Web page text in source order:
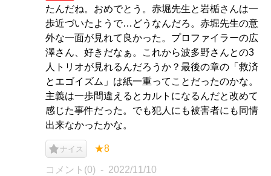
たんだね。おめでとう。赤堀先生と岩楯さんは一
歩近づいたようで…どうなんだろ。赤堀先生の意
外な一面が見れて良かった。プロファイラーの広
澤さん、好きだなぁ。これから波多野さんとの3
人トリオが見れるんだろうか？最後の章の「救済
とエゴイズム」は紙一重ってことだったのかな。
主義は一歩間違えるとカルトになるんだと改めて
感じた事件だった。でも犯人にも被害者にも同情
出来なかったかな。
ナイス ★8
コメント(0) 2022/11/10